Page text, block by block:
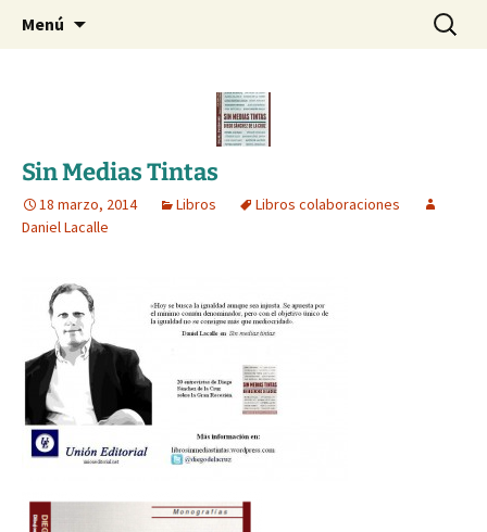
dlacalle.com
Blog de Daniel Lacalle
Menú Buscar:
Sin Medias Tintas
18 marzo, 2014 Libros
Libros colaboraciones
Daniel Lacalle